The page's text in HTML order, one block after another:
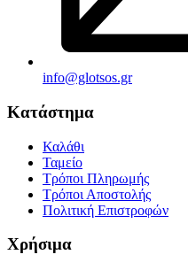
info@glotsos.gr
Κατάστημα
Καλάθι
Ταμείο
Τρόποι Πληρωμής
Τρόποι Αποστολής
Πολιτική Επιστροφών
Χρήσιμα